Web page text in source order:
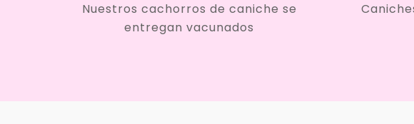
Nuestros cachorros de caniche se
entregan vacunados